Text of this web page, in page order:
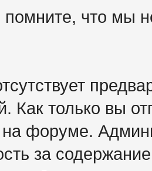
что мы
Как только вы
на форуме.
за